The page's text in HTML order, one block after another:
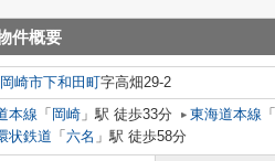
件概要
岡崎市下和田町字高畑29-2
本線 「 岡崎 」駅 徒歩33分 東海道本線 「
状鉄道 「 六名 」駅 徒歩58分